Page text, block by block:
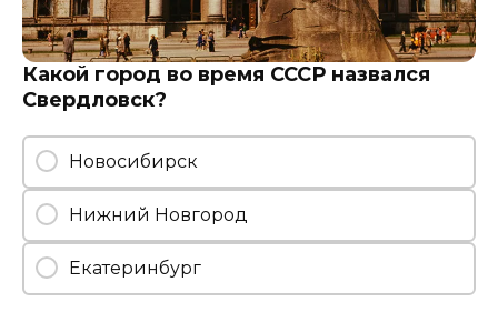
Какой город во время СССР назвался
Свердловск?
Новосибирск
Нижний Новгород
Екатеринбург